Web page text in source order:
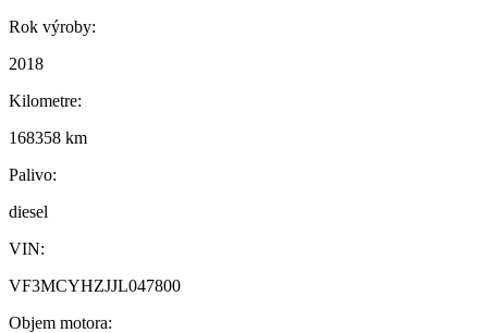
Rok výroby:
2018
Kilometre:
168358 km
Palivo:
diesel
VIN:
VF3MCYHZJJL047800
Objem motora: